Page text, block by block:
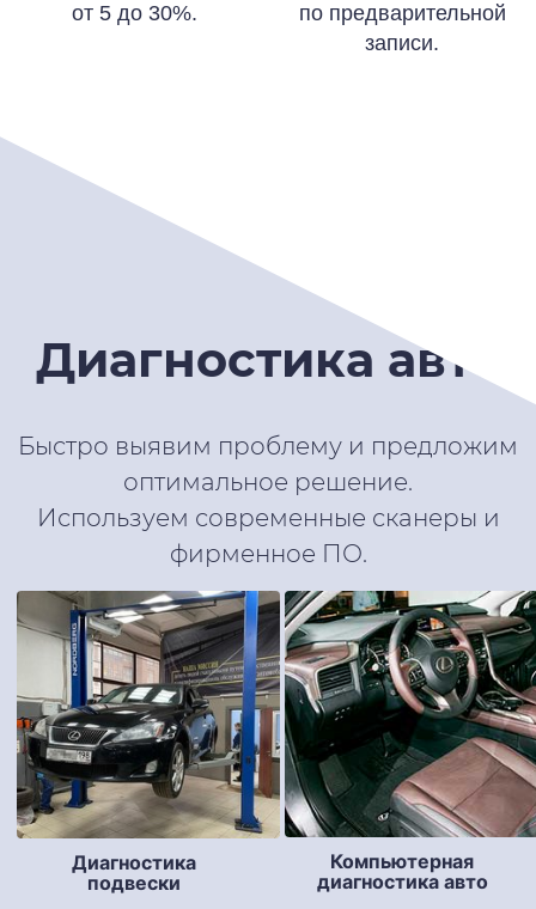
от 5 до 30%.
по предварительной
записи.
Диагностика авто
Быстро выявим проблему и предложим
оптимальное решение.
Используем современные сканеры и
фирменное ПО.
Диагностика
подвески
Компьютерная
диагностика авто